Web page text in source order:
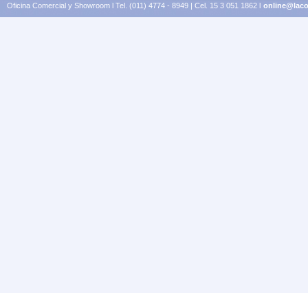
Oficina Comercial y Showroom l Tel. (011) 4774 - 8949 | Cel. 15 3 051 1862 l